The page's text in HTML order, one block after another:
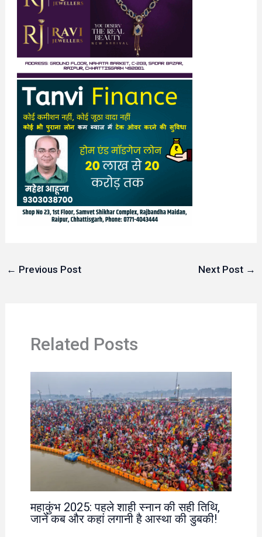
← Previous Post Next Post →
Related Posts
महाकुंभ 2025: पहले शाही स्नान की सही तिथि,
जानें कब और कहां लगानी है आस्था की डुबकी!